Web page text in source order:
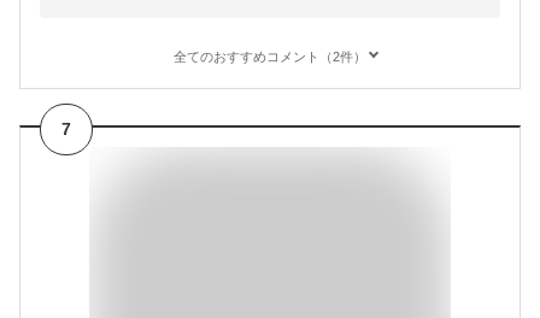
全てのおすすめコメント（2件）
7